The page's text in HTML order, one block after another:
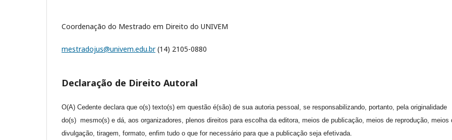
Coordenação do Mestrado em Direito do UNIVEM
mestradojus@univem.edu.br(14) 2105-0880
Declaração de Direito Autoral
O(A) Cedente declara que o(s) texto(s) em questão é(são) de sua autoria pessoal, se responsabilizando, portanto, pela originalidade
do(s) mesmo(s) e dá, aos organizadores, plenos direitos para escolha da editora, meios de publicação, meios de reprodução, meios
divulgação, tiragem, formato, enfim tudo o que for necessário para que a publicação seja efetivada.